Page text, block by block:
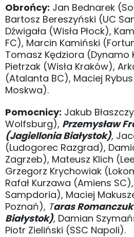
Obrońcy: Jan Bednarek
Bartosz Bereszyński (UC
Dźwigała (Wisła Płock),
FC), Marcin Kamiński
Tomasz Kędziora (Dynamo
Pietrzak (Wisła Kraków),
(Atalanta BC), Maciej
Moskwa).
Pomocnicy: Jakub
Wolfsburg), Przemysław
(Jagiellonia Białystok),
(Ludogorec Razgrad),
Zagrzeb), Mateusz Klich
Grzegorz Krychowiak
Rafał Kurzawa (Amiens
Sampdoria), Maciej
Poznań), Taras
Białystok), Damian
Piotr Zieliński (SSC Napoli).